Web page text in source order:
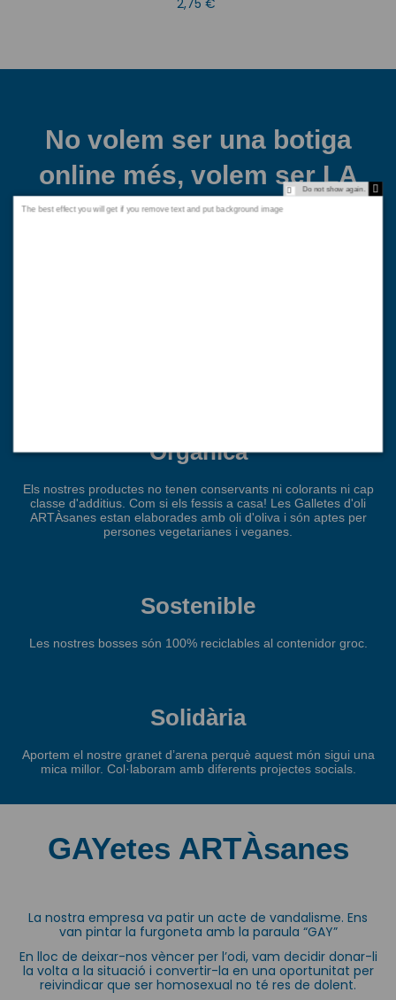
2,75 €
No volem ser una botiga
online més, volem ser LA
TEVA
Orgànica
Els nostres productes no tenen conservants ni colorants ni cap
classe d'additius. Com si els fessis a casa! Les Galletes d'oli
ARTÀsanes estan elaborades amb oli d'oliva i són aptes per
persones vegetarianes i veganes.
Sostenible
Les nostres bosses són 100% reciclables al contenidor groc.
Solidària
Aportem el nostre granet d’arena perquè aquest món sigui una
mica millor. Col·laboram amb diferents projectes socials.
GAYetes ARTÀsanes
La nostra empresa va patir un acte de vandalisme. Ens
van pintar la furgoneta amb la paraula “GAY”
En lloc de deixar-nos vèncer per l’odi, vam decidir donar-li
la volta a la situació i convertir-la en una oportunitat per
reivindicar que ser homosexual no té res de dolent.
Do not show again.
The best effect you will get if you remove text and put background image